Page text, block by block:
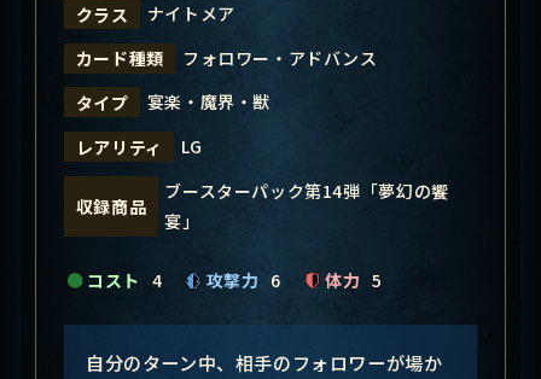
クラス
ナイトメア
カード種類
フォロワー・アドバンス
タイプ
宴楽・魔界・獣
レアリティ
LG
収録商品
ブースターパック第14弾「夢幻の饗󠄀
宴」
コスト 4 攻撃力 6 体力 5
自分のターン中、相手のフォロワーが場か